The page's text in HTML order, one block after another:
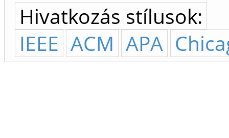
Hivatkozás stílusok:
IEEE ACM APA